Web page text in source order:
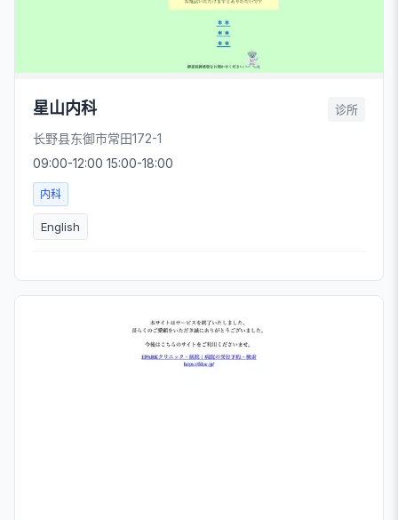
星山内科 诊所
长野县东御市常田172-1
09:00-12:00 15:00-18:00
内科
English